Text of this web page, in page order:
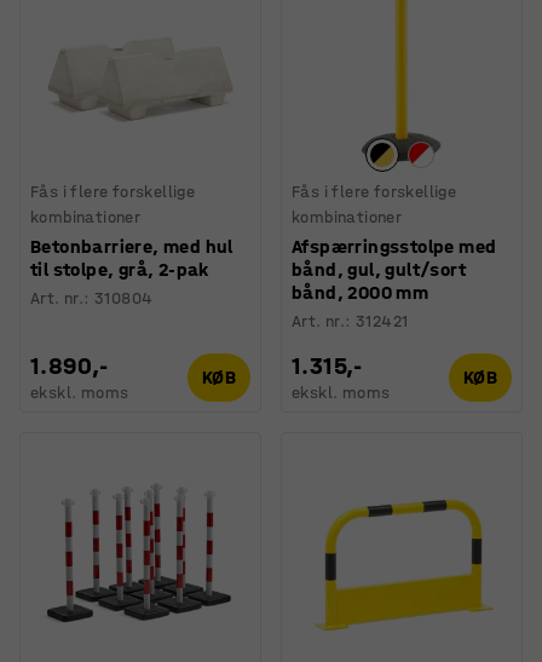
Fås i flere forskellige
kombinationer
Betonbarriere, med hul
til stolpe, grå, 2-pak
Art. nr.: 310804
1.890,-
ekskl. moms
KØB
Fås i flere forskellige
kombinationer
Afspærringsstolpe med
bånd, gul, gult/sort
bånd, 2000 mm
Art. nr.: 312421
1.315,-
ekskl. moms
KØB